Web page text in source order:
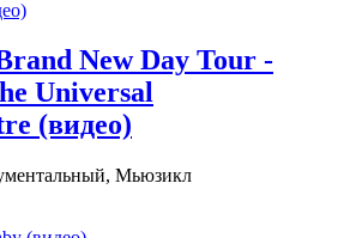
New Day Tour -
Universal
(видео)
Мьюзикл